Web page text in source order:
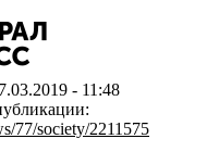
- 11:48
77/society/2211575